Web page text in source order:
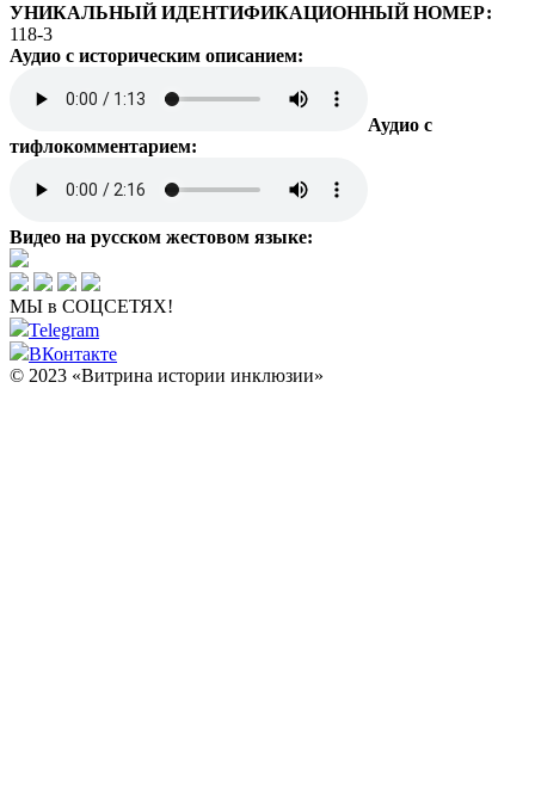
УНИКАЛЬНЫЙ ИДЕНТИФИКАЦИОННЫЙ НОМЕР:
118-3
Аудио с историческим описанием:
Аудио с
тифлокомментарием:
Видео на русском жестовом языке:
МЫ в СОЦСЕТЯХ!
Telegram
ВКонтакте
© 2023 «Витрина истории инклюзии»